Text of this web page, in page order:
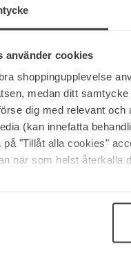
använder cookies
shoppingupplevelse
medan ditt
dig med relevant
(kan innefatta
"Tillåt alla cookies"
när som helst
3 g
28 €
L'Oréal Paris
Hyaluron Lip Stain Serum
16 €